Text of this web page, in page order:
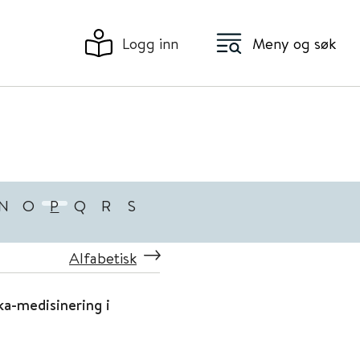
Logg inn Meny og søk
O P Q R S
Alfabetisk
medisinering i